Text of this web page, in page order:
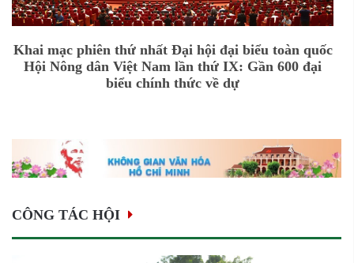
Khai mạc phiên thứ nhất Đại hội đại biểu toàn quốc
Hội Nông dân Việt Nam lần thứ IX: Gần 600 đại
biểu chính thức về dự
CÔNG TÁC HỘI